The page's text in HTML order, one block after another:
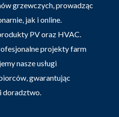
grzewczych, prowadząc
jak i online.
PV oraz HVAC.
projekty farm
nasze usługi
gwarantując
doradztwo.